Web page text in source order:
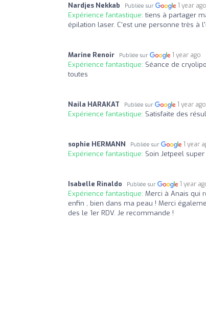
Nardjes Nekkab Publiée sur 1 year ago
Expérience fantastique:tiens à partager
épilation laser. C'est une personne très à
Marine Renoir Publiée sur 1 year ago
Expérience fantastique: Séance de
toutes
Naila HARAKAT Publiée sur 1 year ago
Expérience fantastique: Satisfaite des
sophie HERMANN Publiée sur 1 year
Expérience fantastique: Soin Jetpeel
Isabelle Rinaldo Publiée sur 1 year
Expérience fantastique: Merci à Anais qui
enfin , bien dans ma peau ! Merci
des le 1er RDV. Je recommande !